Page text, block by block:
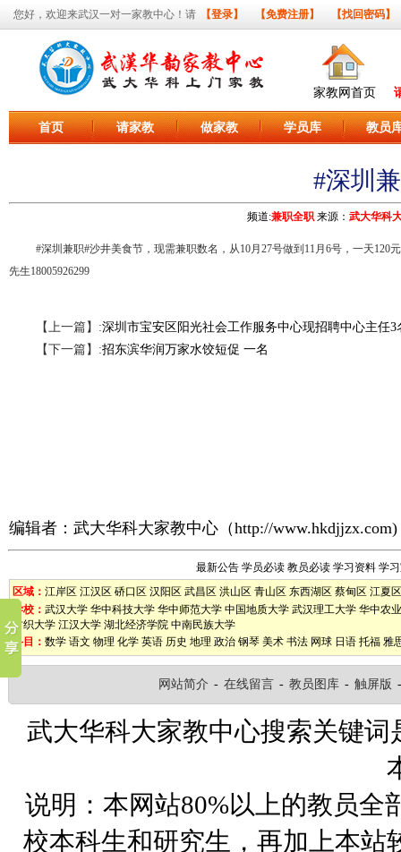
您好，欢迎来武汉一对一家教中心！请 【登录】 【免费注册】 【找回密码】
家教网首页
首页 请家教 做家教 学员库 教员
#深圳
频道:兼职全职来源： 武大华科
#深圳兼职#沙井美食节，现需兼职数名，从10月27号做到11月6号，一天
先生18005926299
【上一篇】:深圳市宝安区阳光社会工作服务中心现招聘中心主任3
【下一篇】:招东滨华润万家水饺短促 一名
编辑者： 武大华科大家教中心 （http://www.hkdjjzx.com)
最新公告 学员必读 教员必读 学习资料 学
区域： 江岸区 江汉区 硚口区 汉阳区 武昌区 洪山区 青山区 东西湖区 蔡甸区 江夏区
学校： 武汉大学 华中科技大学 华中师范大学 中国地质大学 武汉理工大学 华中农
纺织大学 江汉大学 湖北经济学院 中南民族大学
科目： 数学 语文 物理 化学 英语 历史 地理 政治 钢琴 美术 书法 网球 日语 托福 雅
网站简介 - 在线留言 - 教员图库 - 触屏版
武大华科大家教中心搜索关键
说明：本网站80%以上的教员全
校本科生和研究生，再加上本站